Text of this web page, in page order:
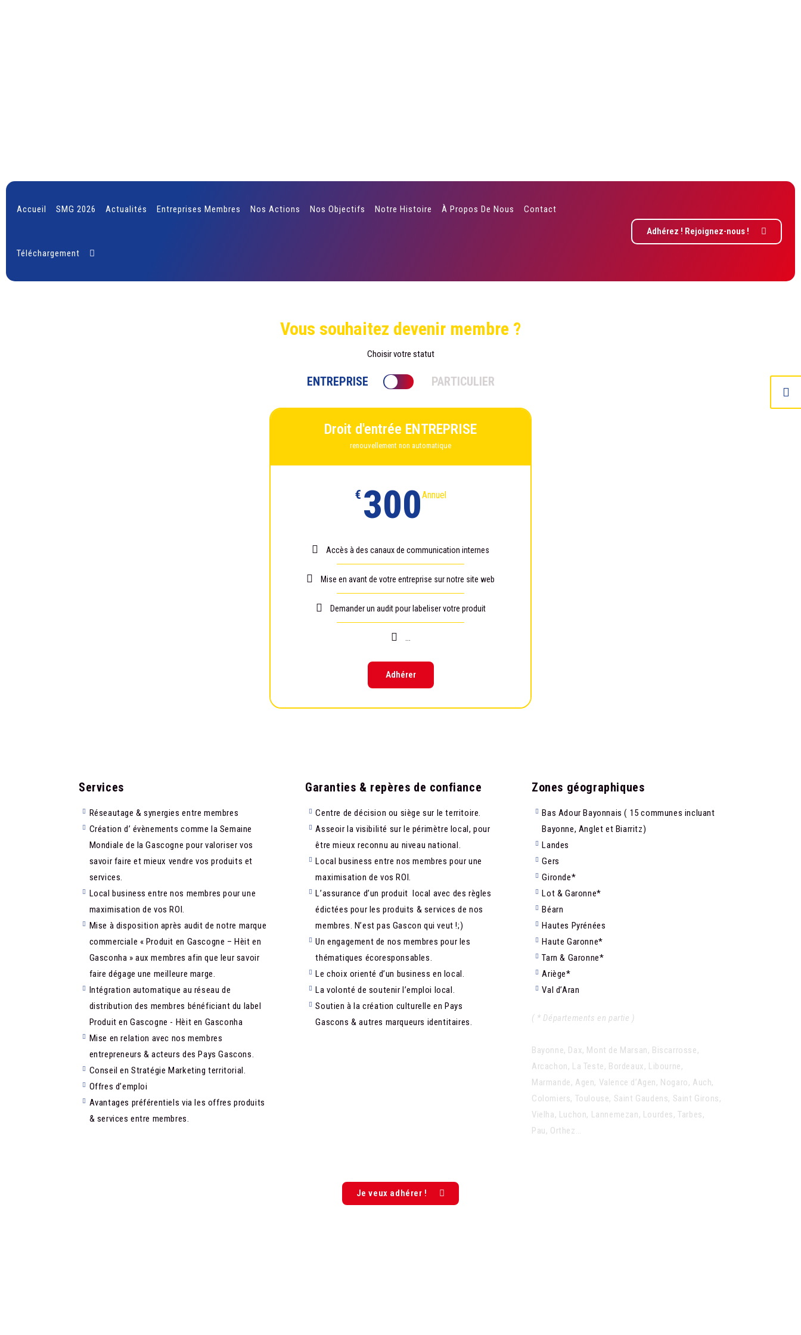
Accueil SMG 2026 Actualités Entreprises Membres Nos Actions Nos Objectifs Notre Histoire À Propos De Nous Contact
Téléchargement
Adhérez ! Rejoignez-nous !
Vous souhaitez devenir membre ?
Choisir votre statut
ENTREPRISE PARTICULIER
Droit d'entrée ENTREPRISE
renouvellement non automatique
€ 300Annuel
Accès à des canaux de communication internes
Mise en avant de votre entreprise sur notre site web
Demander un audit pour labeliser votre produit
Adhérer
Services​
Réseautage & synergies entre membres
Création d’ évènements comme la Semaine
Mondiale de la Gascogne pour valoriser vos
savoir faire et mieux vendre vos produits et
services.
Local business entre nos membres pour une
maximisation de vos ROI.
Mise à disposition après audit de notre marque
commerciale « Produit en Gascogne – Hèit en
Gasconha » aux membres afin que leur savoir
faire dégage une meilleure marge.
Intégration automatique au réseau de
distribution des membres bénéficiant du label
Produit en Gascogne - Hèit en Gasconha
Mise en relation avec nos membres
entrepreneurs & acteurs des Pays Gascons.
Conseil en Stratégie Marketing territorial.
Offres d’emploi
Avantages préférentiels via les offres produits
& services entre membres.
Garanties & repères de confiance
Centre de décision ou siège sur le territoire.
Asseoir la visibilité sur le périmètre local, pour
être mieux reconnu au niveau national.
Local business entre nos membres pour une
maximisation de vos ROI.
L’assurance d’un produit local avec des règles
édictées pour les produits & services de nos
membres. N’est pas Gascon qui veut !;)
Un engagement de nos membres pour les
thématiques écoresponsables.
Le choix orienté d’un business en local.
La volonté de soutenir l’emploi local.
Soutien à la création culturelle en Pays
Gascons & autres marqueurs identitaires.
Zones géographiques
Bas Adour Bayonnais ( 15 communes incluant
Bayonne, Anglet et Biarritz)
Landes
Gers
Gironde*
Lot & Garonne*
Béarn
Hautes Pyrénées
Haute Garonne*
Tarn & Garonne*
Ariège*
Val d’Aran
( * Départements en partie )
Bayonne, Dax, Mont de Marsan, Biscarrosse,
Arcachon, La Teste, Bordeaux, Libourne,
Marmande, Agen, Valence d’Agen, Nogaro, Auch,
Colomiers, Toulouse, Saint Gaudens, Saint Girons,
Vielha, Luchon, Lannemezan, Lourdes, Tarbes,
Pau, Orthez…
Je veux adhérer !